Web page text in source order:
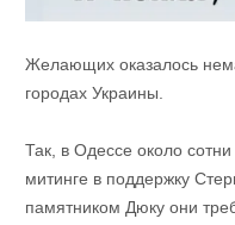
Желающих оказалось
городах Украины.
Так, в Одессе около
митинге в поддержку
памятником Дюку они